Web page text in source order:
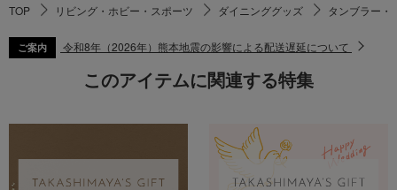
TOP リビング・ホビー・スポーツ ダイニンググッズ タンブラー・
ご案内 令和8年（2026年）熊本地震の影響による配送遅延について
このアイテムに関連する特集